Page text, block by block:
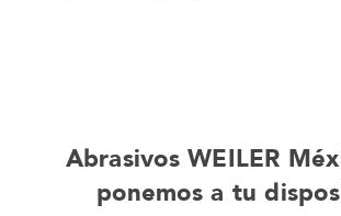
Abrasivos WEILER
ponemos a tu